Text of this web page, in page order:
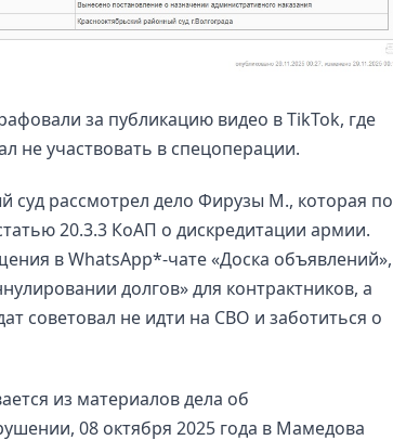
за публикацию видео в TikTok, где
не участвовать в спецоперации.
суд рассмотрел дело Фирузы М., которая по
20.3.3 КоАП о дискредитации армии.
в WhatsApp*-чате «Доска объявлений»,
долгов» для контрактников, а
советовал не идти на СВО и заботиться о
из материалов дела об
08 октября 2025 года в Мамедова